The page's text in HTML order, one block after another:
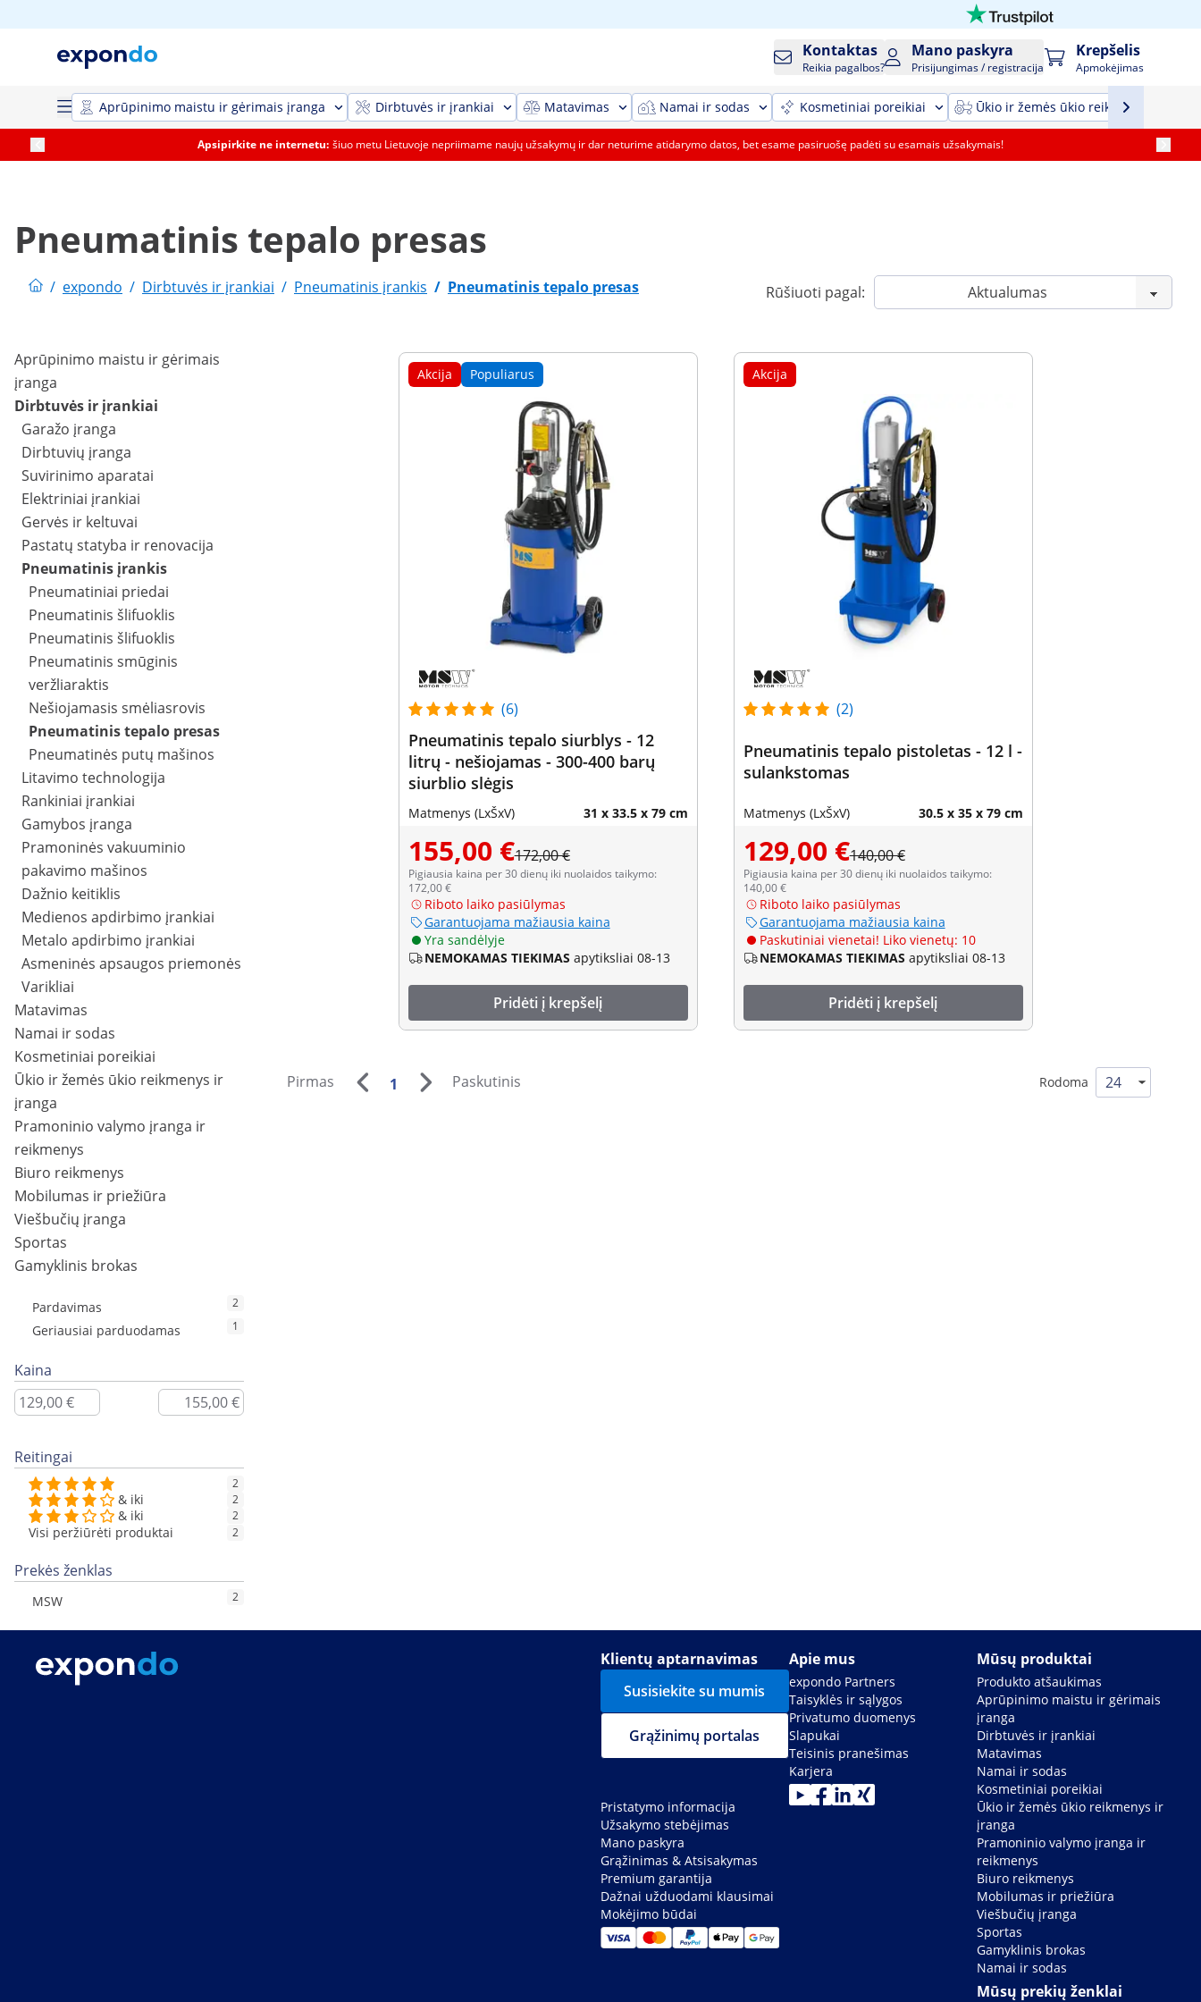
Kontaktas
Reikia pagalbos?
Mano paskyra
Prisijungimas / registracija
Krepšelis
Apmokėjimas
Aprūpinimo maistu ir gėrimais įranga Dirbtuvės ir įrankiai Matavimas Namai ir sodas Kosmetiniai poreikiai Ūkio ir žemės ūkio reikmenys ir
Apsipirkite ne internetu: šiuo metu Lietuvoje nepriimame naujų užsakymų ir dar neturime atidarymo datos, bet esame pasiruošę padėti su esamais užsakymais!
Pneumatinis tepalo presas
/ expondo / Dirbtuvės ir įrankiai / Pneumatinis įrankis / Pneumatinis tepalo presas Rūšiuoti pagal:
Aprūpinimo maistu ir gėrimais
įranga
Dirbtuvės ir įrankiai
Garažo įranga
Dirbtuvių įranga
Suvirinimo aparatai
Elektriniai įrankiai
Gervės ir keltuvai
Pastatų statyba ir renovacija
Pneumatinis įrankis
Pneumatiniai priedai
Pneumatinis šlifuoklis
Pneumatinis šlifuoklis
Pneumatinis smūginis
veržliaraktis
Nešiojamasis smėliasrovis
Pneumatinis tepalo presas
Pneumatinės putų mašinos
Litavimo technologija
Rankiniai įrankiai
Gamybos įranga
Pramoninės vakuuminio
pakavimo mašinos
Dažnio keitiklis
Medienos apdirbimo įrankiai
Metalo apdirbimo įrankiai
Asmeninės apsaugos priemonės
Varikliai
Matavimas
Namai ir sodas
Kosmetiniai poreikiai
Ūkio ir žemės ūkio reikmenys ir
įranga
Pramoninio valymo įranga ir
reikmenys
Biuro reikmenys
Mobilumas ir priežiūra
Viešbučių įranga
Sportas
Gamyklinis brokas
Pardavimas 2
Geriausiai parduodamas 1
Kaina
Reitingai
2
& iki 2
& iki 2
Visi peržiūrėti produktai 2
Prekės ženklas
MSW 2
Akcija Populiarus
(6)
Pneumatinis tepalo siurblys - 12
litrų - nešiojamas - 300-400 barų
siurblio slėgis
Matmenys (LxŠxV) 31 x 33.5 x 79 cm
155,00 €172,00 €
Pigiausia kaina per 30 dienų iki nuolaidos taikymo:
172,00 €
Riboto laiko pasiūlymas
Garantuojama mažiausia kaina
Yra sandėlyje
NEMOKAMAS TIEKIMAS apytiksliai 08-13
Pridėti į krepšelį
Akcija
(2)
Pneumatinis tepalo pistoletas - 12 l -
sulankstomas
Matmenys (LxŠxV) 30.5 x 35 x 79 cm
129,00 €140,00 €
Pigiausia kaina per 30 dienų iki nuolaidos taikymo:
140,00 €
Riboto laiko pasiūlymas
Garantuojama mažiausia kaina
Paskutiniai vienetai! Liko vienetų: 10
NEMOKAMAS TIEKIMAS apytiksliai 08-13
Pridėti į krepšelį
Pirmas 1 Paskutinis Rodoma
Klientų aptarnavimas
Susisiekite su mumis
Grąžinimų portalas
Pristatymo informacija
Užsakymo stebėjimas
Mano paskyra
Grąžinimas & Atsisakymas
Premium garantija
Dažnai užduodami klausimai
Mokėjimo būdai
Apie mus
expondo Partners
Taisyklės ir sąlygos
Privatumo duomenys
Slapukai
Teisinis pranešimas
Karjera
Mūsų produktai
Produkto atšaukimas
Aprūpinimo maistu ir gėrimais
įranga
Dirbtuvės ir įrankiai
Matavimas
Namai ir sodas
Kosmetiniai poreikiai
Ūkio ir žemės ūkio reikmenys ir
įranga
Pramoninio valymo įranga ir
reikmenys
Biuro reikmenys
Mobilumas ir priežiūra
Viešbučių įranga
Sportas
Gamyklinis brokas
Namai ir sodas
Mūsų prekių ženklai